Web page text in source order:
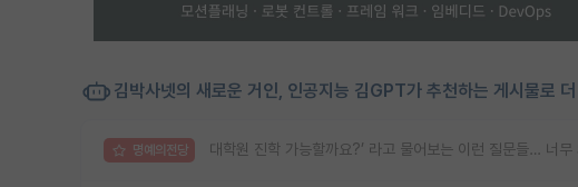
김박사넷의 새로운 거인, 인공지능 김GPT가 추천하는 게시물로
명예의전당 대학원 진학 가능할까요?’ 라고 물어보는 이런 질문들… 너무